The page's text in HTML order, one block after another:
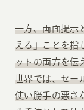
一方、両面提示
える」ことを指
ットの両方を伝
世界では、セー
使い勝手の悪さ